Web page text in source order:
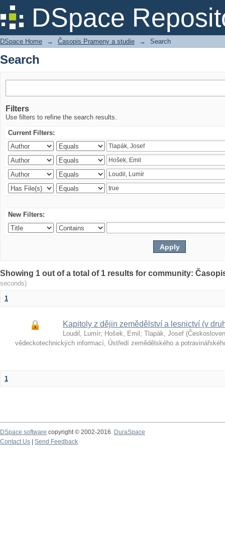
DSpace
Search
DSpace Home → Časopis Prameny a studie → Search
Search
Filters
Use filters to refine the search results.
Current Filters:
New Filters:
Showing 1 out of a total of 1 results for community:
seconds)
1
Kapitoly z dějin zemědělství a lesnictví (v
Loudil, Lumír; Hošek, Emil ; Tlapák, Josef (
vědeckotechnických informací, Ústředí zemědělského a
1
DSpace software copyright © 2002-2016
DuraSpace
Contact Us
Send Feedback